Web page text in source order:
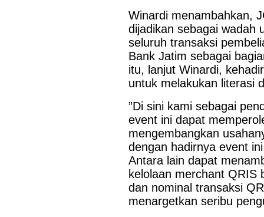
Winardi menambahkan,
dijadikan sebagai wadah
seluruh transaksi
Bank Jatim sebagai
itu, lanjut Winardi,
untuk melakukan literasi
”Di sini kami sebagai
event ini dapat
mengembangkan
dengan hadirnya event
Antara lain dapat
kelolaan merchant QRIS
dan nominal transaksi
menargetkan seribu